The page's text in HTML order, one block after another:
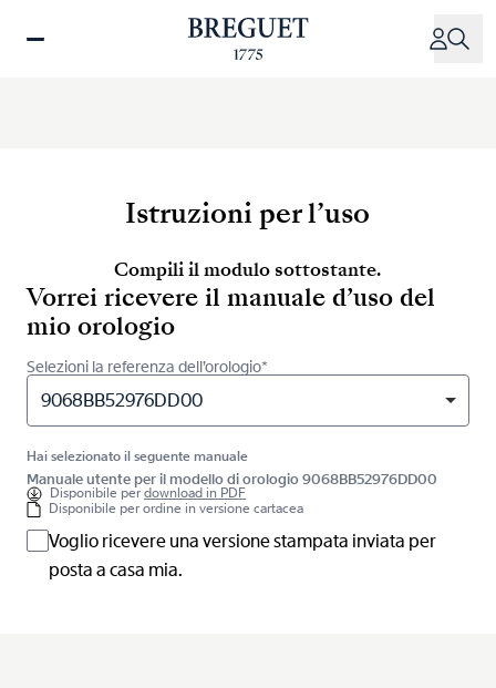
Istruzioni per l’uso
Compili il modulo sottostante.
Vorrei ricevere il manuale d’uso del
mio orologio
Selezioni la referenza dell’orologio*
9068BB52976DD00
Hai selezionato il seguente manuale
Manuale utente per il modello di orologio 9068BB52976DD00
Disponibile perdownload in PDF
Disponibile per ordine in versione cartacea
Voglio ricevere una versione stampata inviata per
posta a casa mia.